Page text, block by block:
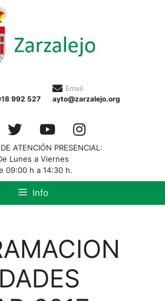
992 527
Email
ayto@zarzalejo.org
ATENCIÓN PRESENCIAL:
Lunes a Viernes
09:00 h a 14:30 h.
Info